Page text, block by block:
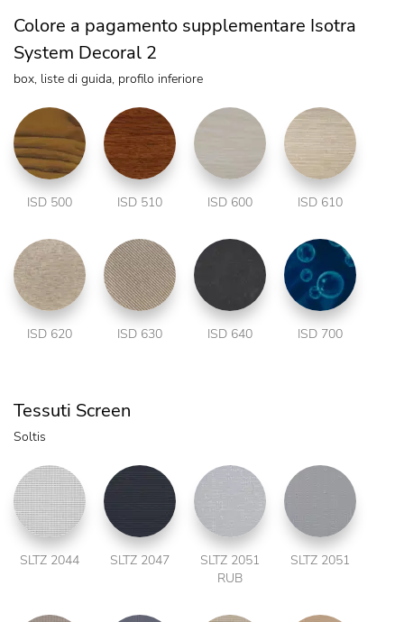
Colore a pagamento supplementare Isotra
System Decoral 2
box, liste di guida, profilo inferiore
ISD 500 ISD 510 ISD 600 ISD 610
ISD 620 ISD 630 ISD 640 ISD 700
Tessuti Screen
Soltis
SLTZ 2044 SLTZ 2047
SLTZ 2051
RUB
SLTZ 2051